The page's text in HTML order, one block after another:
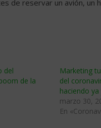
de reservar un avión, un
del
de la
Marketing
del
haciendo
marzo 30,
En